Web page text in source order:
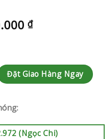
₫
QC-HCVLKT5 số lượng
Đặt Giao Hàng Ngay
(Ngọc Chi)